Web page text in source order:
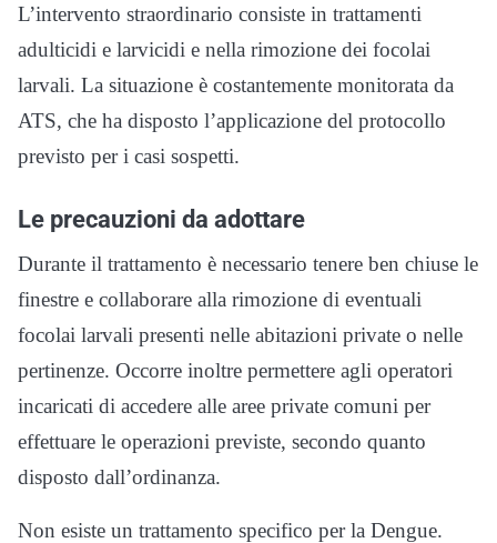
L’intervento straordinario consiste in trattamenti
adulticidi e larvicidi e nella rimozione dei focolai
larvali. La situazione è costantemente monitorata da
ATS, che ha disposto l’applicazione del protocollo
previsto per i casi sospetti.
Le precauzioni da adottare
Durante il trattamento è necessario tenere ben chiuse le
finestre e collaborare alla rimozione di eventuali
focolai larvali presenti nelle abitazioni private o nelle
pertinenze. Occorre inoltre permettere agli operatori
incaricati di accedere alle aree private comuni per
effettuare le operazioni previste, secondo quanto
disposto dall’ordinanza.
Non esiste un trattamento specifico per la Dengue.